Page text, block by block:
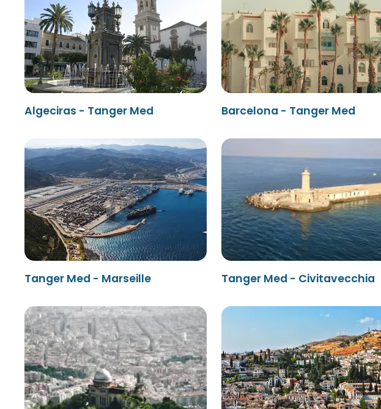
Algeciras - Tanger Med Barcelona - Tanger Med
Tanger Med - Marseille Tanger Med - Civitavecchia